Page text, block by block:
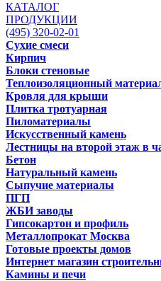
КАТАЛОГ
ПРОДУКЦИИ
(495) 320-02-01
Сухие смеси
Кирпич
Блоки стеновые
Теплоизоляционный
Кровля для крыши
Плитка тротуарная
Пиломатериалы
Искусственный камень
Лестницы на второй этаж в
Бетон
Натуральный камень
Сыпучие материалы
ПГП
ЖБИ заводы
Гипсокартон и профиль
Металлопрокат Москва
Готовые проекты домов
Интернет магазин
Камины и печи